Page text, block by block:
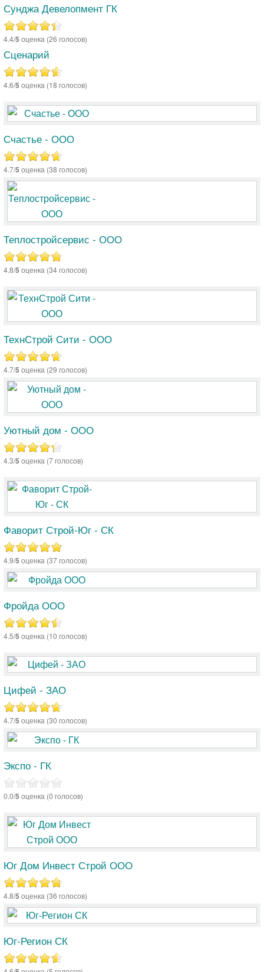
Сунджа Девелопмент ГК
4.4/5 оценка (26 голосов)
Сценарий
4.6/5 оценка (18 голосов)
Счастье - ООО
4.7/5 оценка (38 голосов)
Теплостройсервис - ООО
4.8/5 оценка (34 голосов)
ТехнСтрой Сити - ООО
4.7/5 оценка (29 голосов)
Уютный дом - ООО
4.3/5 оценка (7 голосов)
Фаворит Строй-Юг - СК
4.9/5 оценка (37 голосов)
Фройда ООО
4.5/5 оценка (10 голосов)
Цифей - ЗАО
4.7/5 оценка (30 голосов)
Экспо - ГК
0.0/5 оценка (0 голосов)
Юг Дом Инвест Строй ООО
4.8/5 оценка (36 голосов)
Юг-Регион СК